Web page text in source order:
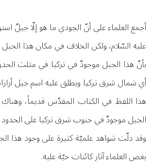
أجمع العلماء على أنّ الجودي ما هو إلّا جبلٌ
عليه السّلام، ولكن الخلاف في مكان هذا
بأنّ هذا الجبل موجودٌ في تركيا في مثلث الحدود
أي شمال شرق تركيا ويطلق عليه اسم جبل
هذا اللفظ في الكتاب المقدّس قديماً،
الجبل موجودٌ في جنوب شرق تركيا على الحدود
وقد دلّت شواهد علميّة كثيرة على وجود هذا
بعض العلماء آثار كائنات حيّة عليه.